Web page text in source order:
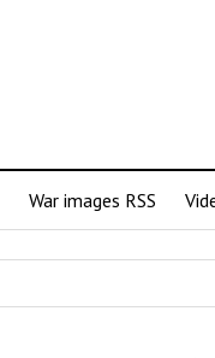
War images RSS